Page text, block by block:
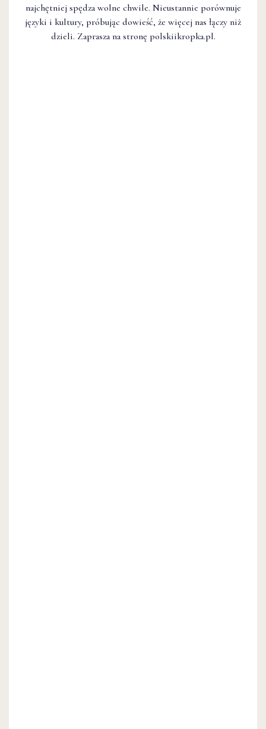
najchętniej spędza wolne chwile. Nieustannie porównuje
języki i kultury, próbując dowieść, że więcej nas łączy niż
dzieli. Zaprasza na stronę polskiikropka.pl.